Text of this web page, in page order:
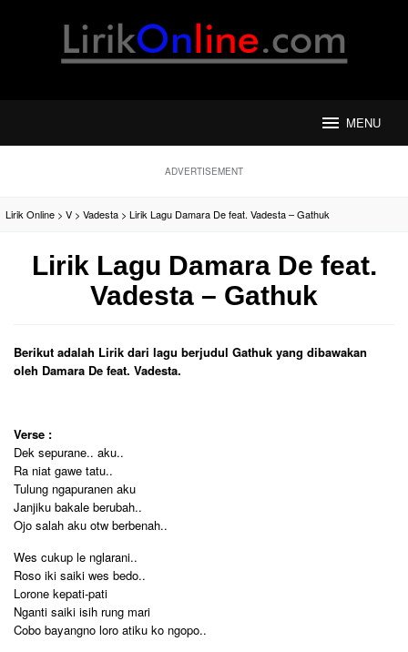
MENU
ADVERTISEMENT
Lirik Online > V > Vadesta > Lirik Lagu Damara De feat. Vadesta – Gathuk
Lirik Lagu Damara De feat.
Vadesta – Gathuk
Berikut adalah Lirik dari lagu berjudul Gathuk yang dibawakan
oleh Damara De feat. Vadesta.
Verse :
Dek sepurane.. aku..
Ra niat gawe tatu..
Tulung ngapuranen aku
Janjiku bakale berubah..
Ojo salah aku otw berbenah..
Wes cukup le nglarani..
Roso iki saiki wes bedo..
Lorone kepati-pati
Nganti saiki isih rung mari
Cobo bayangno loro atiku ko ngopo..